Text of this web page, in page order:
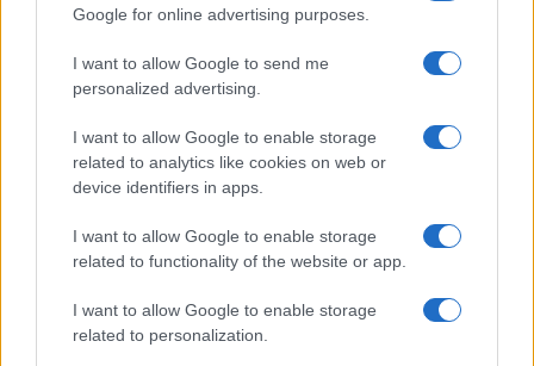
Google for online advertising purposes.
I want to allow Google to send me
personalized advertising.
I want to allow Google to enable storage
related to analytics like cookies on web or
device identifiers in apps.
I want to allow Google to enable storage
related to functionality of the website or app.
I want to allow Google to enable storage
related to personalization.